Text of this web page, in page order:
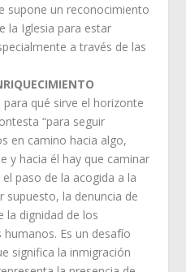
supone un reconocimiento
la Iglesia para estar
a través de las
para qué sirve el horizonte
“para seguir
en camino hacia algo,
y hacia él hay que caminar
paso de la acogida a la
supuesto, la denuncia de
la dignidad de los
Es un desafío
significa la inmigración